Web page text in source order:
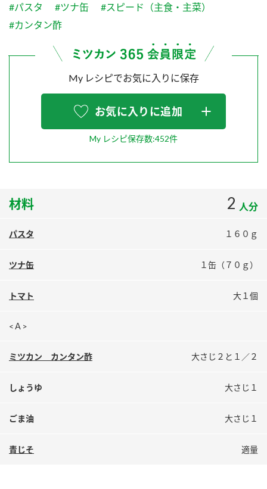
ふりかけ おすしの素
炊き込みご飯の素 米飯用調味液
Fibee
納豆のサイト
三ツ判山吹
スペシャルサイト
お酢を知ろう！
鍋奉行マニュアル
ミツカンのCM
MIM（ミツカンミュージアム）
各部門が大切にしていること
お客様相談センター
お客様の声をいかしました
販売終了製品のご案内
よくあるご質問
業務用サイト ミツカングループについて 製造所固有記号一覧
#パスタ #ツナ缶
#スピード（主食・主菜）
#カンタン酢
My レシピでお気に入りに保存
お気に入りに追加
My レシピ保存数:452件
材料 2 人分
パスタ １６０ｇ
ツナ缶 １缶（７０ｇ）
トマト 大１個
<Ａ>
ミツカン カンタン酢 大さじ２と１／２
しょうゆ 大さじ１
ごま油 大さじ１
青じそ 適量